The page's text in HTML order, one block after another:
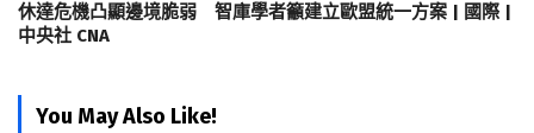
休達危機凸顯邊境脆弱 智庫學者籲建立歐盟統一方案 | 國際 |
中央社 CNA
You May Also Like!